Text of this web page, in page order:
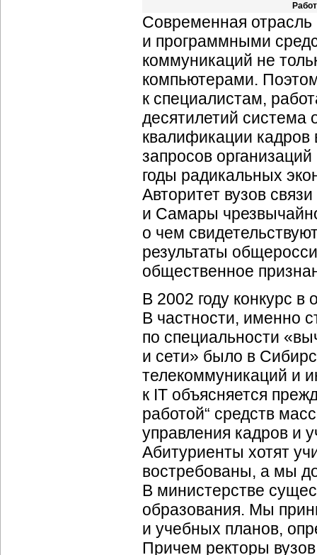
Современная
и программными
коммуникаций не
компьютерами.
к специалистам,
десятилетий система
квалификации кадров
запросов
годы радикальных
Авторитет вузов
и Самары
о чем
результаты
общественное
В 2002 году конкурс в
В частности, именно
по специальности
и сети» было в
телекоммуникаций и
к IT объясняется
работой“ средств
управления кадров и
Абитуриенты хотят
востребованы, а мы
В министерстве
образования. Мы
и учебных планов,
Причем ректоры